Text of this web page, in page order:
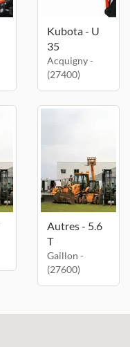
Kubota - U
35
Acquigny -
(27400)
Autres - 5.6
T
Gaillon -
(27600)